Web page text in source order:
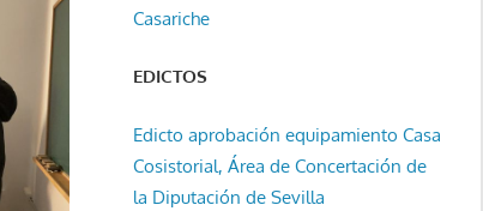
Casariche
EDICTOS
Edicto aprobación equipamiento Casa
Cosistorial, Área de Concertación de
la Diputación de Sevilla